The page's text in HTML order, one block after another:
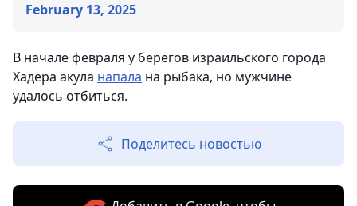
February 13, 2025
В начале февраля у берегов израильского города
Хадера акула напала на рыбака, но мужчине
удалось отбиться.
Поделитесь новостью